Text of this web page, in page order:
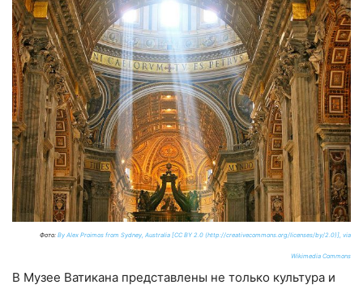
Фото: By Alex Proimos from Sydney, Australia [CC BY 2.0 (http://creativecommons.org/licenses/by/2.0)], via
Wikimedia Commons
В Музее Ватикана представлены не только культура и